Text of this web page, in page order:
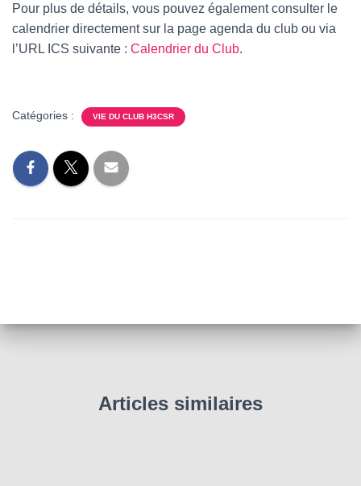
Pour plus de détails, vous pouvez également consulter le
calendrier directement sur la page agenda du club ou via
l’URL ICS suivante : Calendrier du Club.
Catégories : VIE DU CLUB H3CSR
Articles similaires